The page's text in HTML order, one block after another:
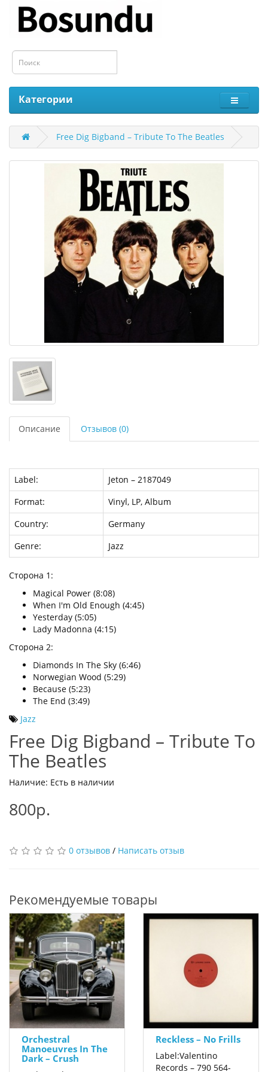
Категории
Free Dig Bigband – Tribute To The Beatles
Описание Отзывов (0)
Label:
Jeton – 2187049
Format:
Vinyl, LP, Album
Country:
Germany
Genre:
Jazz
Сторона 1:
Magical Power (8:08)
When I'm Old Enough (4:45)
Yesterday (5:05)
Lady Madonna (4:15)
Сторона 2:
Diamonds In The Sky (6:46)
Norwegian Wood (5:29)
Because (5:23)
The End (3:49)
Jazz
Free Dig Bigband – Tribute To
The Beatles
Наличие: Есть в наличии
800р.
0 отзывов / Написать отзыв
Рекомендуемые товары
Orchestral
Manoeuvres In The
Dark – Crush
Reckless – No Frills
Label:Valentino
Records – 790 564-